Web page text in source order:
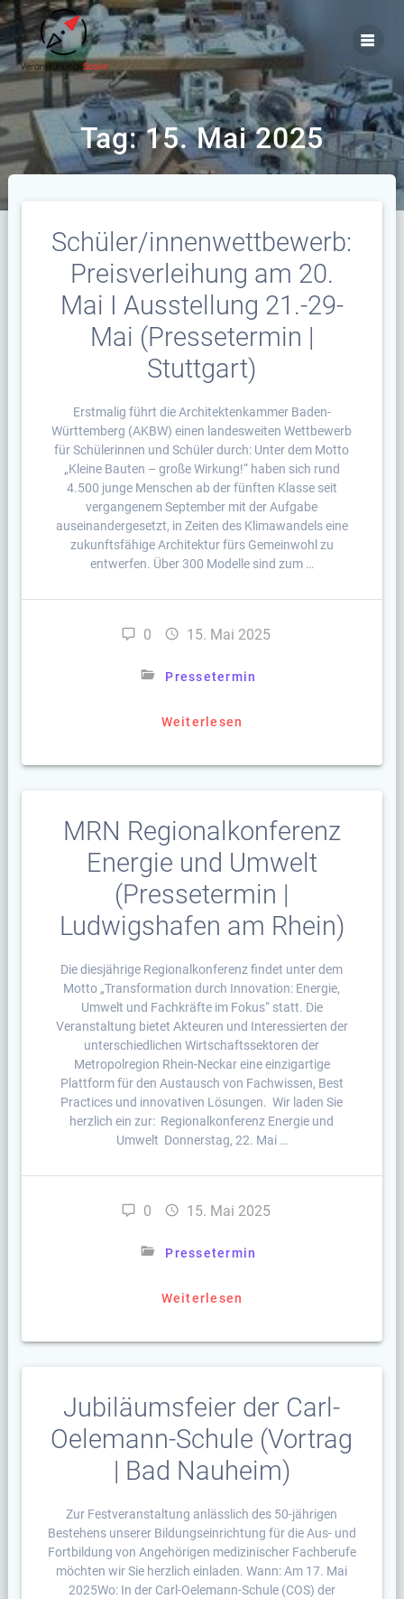
Zum
Inhalt
springen
Tag:15. Mai 2025
Schüler/innenwettbewerb:
Preisverleihung am 20.
Mai I Ausstellung 21.-29-
Mai (Pressetermin |
Stuttgart)
Erstmalig führt die Architektenkammer Baden-
Württemberg (AKBW) einen landesweiten Wettbewerb
für Schülerinnen und Schüler durch: Unter dem Motto
„Kleine Bauten – große Wirkung!“ haben sich rund
4.500 junge Menschen ab der fünften Klasse seit
vergangenem September mit der Aufgabe
auseinandergesetzt, in Zeiten des Klimawandels eine
zukunftsfähige Architektur fürs Gemeinwohl zu
entwerfen. Über 300 Modelle sind zum …
0 15. Mai 2025
Pressetermin
Weiterlesen
MRN Regionalkonferenz
Energie und Umwelt
(Pressetermin |
Ludwigshafen am Rhein)
Die diesjährige Regionalkonferenz findet unter dem
Motto „Transformation durch Innovation: Energie,
Umwelt und Fachkräfte im Fokus“ statt. Die
Veranstaltung bietet Akteuren und Interessierten der
unterschiedlichen Wirtschaftssektoren der
Metropolregion Rhein-Neckar eine einzigartige
Plattform für den Austausch von Fachwissen, Best
Practices und innovativen Lösungen. Wir laden Sie
herzlich ein zur: Regionalkonferenz Energie und
Umwelt Donnerstag, 22. Mai …
0 15. Mai 2025
Pressetermin
Weiterlesen
Jubiläumsfeier der Carl-
Oelemann-Schule (Vortrag
| Bad Nauheim)
Zur Festveranstaltung anlässlich des 50-jährigen
Bestehens unserer Bildungseinrichtung für die Aus- und
Fortbildung von Angehörigen medizinischer Fachberufe
möchten wir Sie herzlich einladen. Wann: Am 17. Mai
2025Wo: In der Carl-Oelemann-Schule (COS) der